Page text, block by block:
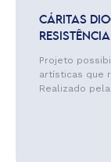
CÁRITAS
Projeto
artísticas que
Realizado